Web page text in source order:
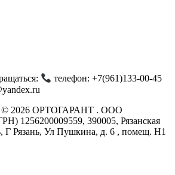
телефон: +7(961)133-00-45
© 2026 ОРТОГАРАНТ . ООО
1256200009559, 390005, Рязанская
Г Рязань, Ул Пушкина, д. 6 , помещ. Н1